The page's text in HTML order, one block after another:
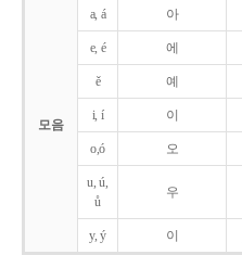
모음
a, á 아
e, é 에
ě 예
i, í 이
o,ó 오
u, ú,
ů
우
y, ý 이